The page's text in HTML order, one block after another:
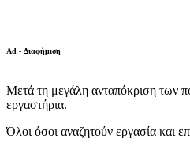
Ad - Διαφήμιση
Μετά τη μεγάλη ανταπόκριση των
εργαστήρια.
Όλοι όσοι αναζητούν εργασία και